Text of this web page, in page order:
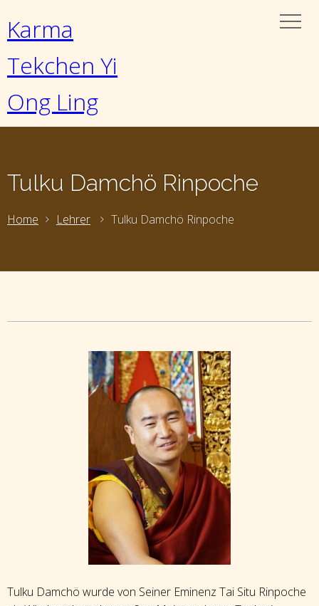
Karma
Tekchen Yi
Ong Ling
Tulku Damchö Rinpoche
Home Lehrer Tulku Damchö Rinpoche
Tulku Damchö wurde von Seiner Eminenz Tai Situ Rinpoche